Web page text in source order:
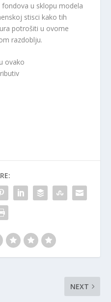
u sklopu modela
stisci kako tih
potrošiti u ovome
razdoblju.
ovako
NEXT